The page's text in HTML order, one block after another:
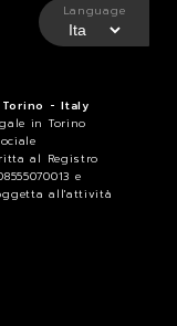
- Italy
in Torino
al Registro
e
all'attività
Language